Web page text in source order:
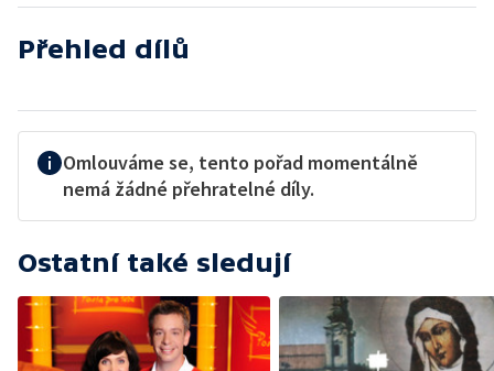
Přehled dílů
Omlouváme se, tento pořad momentálně
nemá žádné přehratelné díly.
Ostatní také sledují